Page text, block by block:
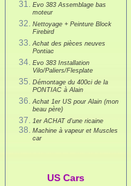
Evo 383 Assemblage bas
moteur
Nettoyage + Peinture Block
Firebird
Achat des pièces neuves
Pontiac
Evo 383 Installation
Vilo/Paliers/Flesplate
Démontage du 400ci de la
PONTIAC à Alain
Achat 1er US pour Alain (mon
beau père)
1er ACHAT d'une ricaine
Machine à vapeur et Muscles
car
US Cars